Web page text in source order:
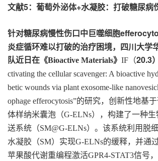
文献5：葡萄外泌体+水凝胶：打破糖尿病
针对糖尿病慢性伤口中巨噬细胞
炎症循环难以打破的治疗困境，四川大学
队近日在《Bioactive Materials》 IF （20.3）
ctivating the cellular scavenger: A bioactive
betic wounds via plant exosome-like
ophage efferocytosis”的研究，创新性地基
体样纳米囊泡（G-ELNs），构建了一种
送系统（SM@G-ELNs）。该系统利用脱
水凝胶（SM）实现G-ELNs的缓释，并通
苹果酸代谢重编程激活GPR4-STAT3信号